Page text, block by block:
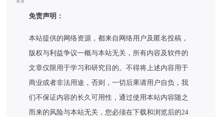
免责声明：
本站提供的网络资源，都来自网络用户及匿名投稿，
版权与利益争议一概与本站无关，所有内容及软件的
文章仅限用于学习和研究目的。不得将上述内容用于
商业或者非法用途，否则，一切后果请用户自负，我
们不保证内容的长久可用性，通过使用本站内容随之
而来的风险与本站无关，您必须在下载和浏览后的24